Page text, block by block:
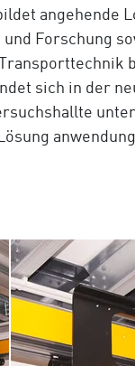
Forschung
sich in der